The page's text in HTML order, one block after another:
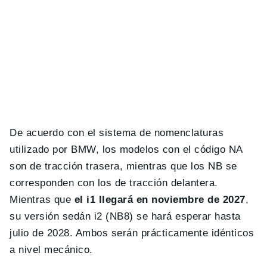
De acuerdo con el sistema de nomenclaturas
utilizado por BMW, los modelos con el código NA
son de tracción trasera, mientras que los NB se
corresponden con los de tracción delantera.
Mientras que el i1 llegará en noviembre de 2027,
su versión sedán i2 (NB8) se hará esperar hasta
julio de 2028. Ambos serán prácticamente idénticos
a nivel mecánico.